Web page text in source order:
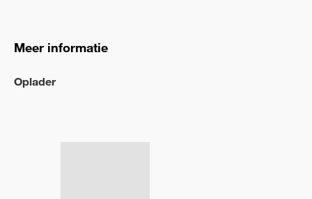
Meer informatie
Oplader